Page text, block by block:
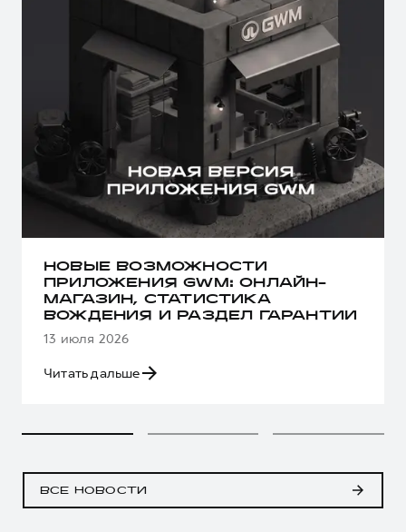
НОВЫЕ ВОЗМОЖНОСТИ
ПРИЛОЖЕНИЯ GWM: ОНЛАЙН-
МАГАЗИН, СТАТИСТИКА
ВОЖДЕНИЯ И РАЗДЕЛ ГАРАНТИИ
13 июля 2026
Читать дальше
ВСЕ НОВОСТИ